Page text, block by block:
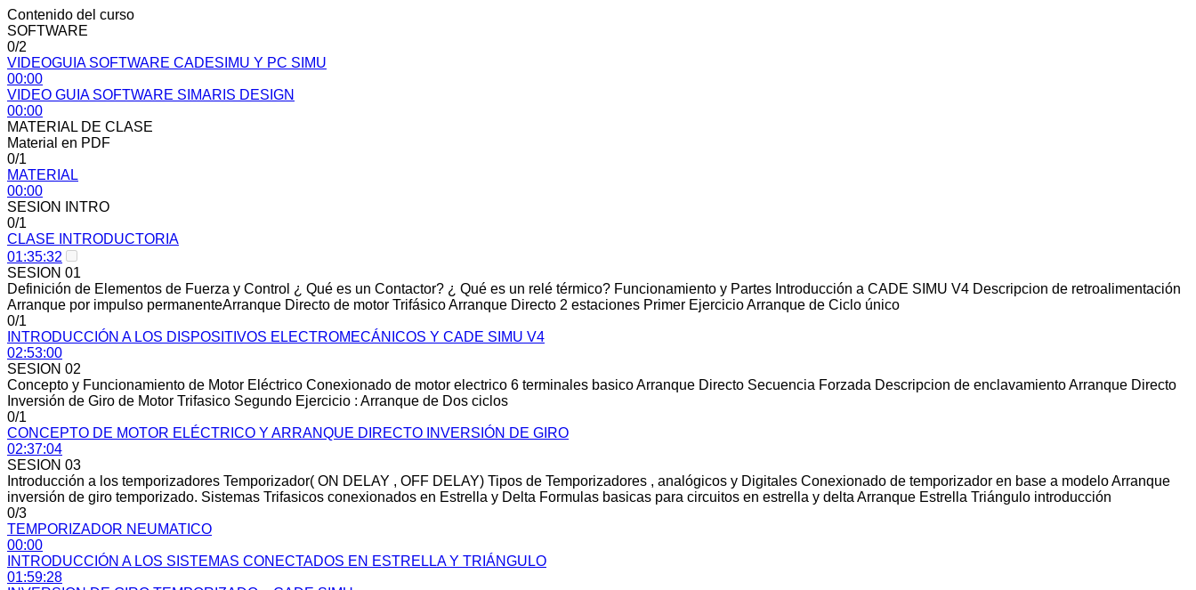
Contenido del curso
SOFTWARE
0/2
VIDEOGUIA SOFTWARE CADESIMU Y PC SIMU
00:00
VIDEO GUIA SOFTWARE SIMARIS DESIGN
00:00
MATERIAL DE CLASE
Material en PDF
0/1
MATERIAL
00:00
SESION INTRO
0/1
CLASE INTRODUCTORIA
01:35:32
SESION 01
Definición de Elementos de Fuerza y Control ¿ Qué es un Contactor? ¿ Qué es un relé térmico? Funcionamiento y Partes Introducción a CADE SIMU V4 Descripcion de retroalimentación
Arranque por impulso permanenteArranque Directo de motor Trifásico Arranque Directo 2 estaciones Primer Ejercicio Arranque de Ciclo único
0/1
INTRODUCCIÓN A LOS DISPOSITIVOS ELECTROMECÁNICOS Y CADE SIMU V4
02:53:00
SESION 02
Concepto y Funcionamiento de Motor Eléctrico Conexionado de motor electrico 6 terminales basico Arranque Directo Secuencia Forzada Descripcion de enclavamiento Arranque Directo
Inversión de Giro de Motor Trifasico Segundo Ejercicio : Arranque de Dos ciclos
0/1
CONCEPTO DE MOTOR ELÉCTRICO Y ARRANQUE DIRECTO INVERSIÓN DE GIRO
02:37:04
SESION 03
Introducción a los temporizadores Temporizador( ON DELAY , OFF DELAY) Tipos de Temporizadores , analógicos y Digitales Conexionado de temporizador en base a modelo Arranque
inversión de giro temporizado. Sistemas Trifasicos conexionados en Estrella y Delta Formulas basicas para circuitos en estrella y delta Arranque Estrella Triángulo introducción
0/3
TEMPORIZADOR NEUMATICO
00:00
INTRODUCCIÓN A LOS SISTEMAS CONECTADOS EN ESTRELLA Y TRIÁNGULO
01:59:28